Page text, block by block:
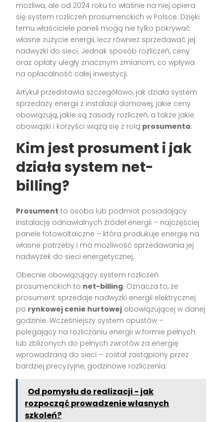
możliwa, ale od 2024 roku to właśnie na niej opiera
się system rozliczeń prosumenckich w Polsce. Dzięki
temu właściciele paneli mogą nie tylko pokrywać
własne zużycie energii, lecz również sprzedawać jej
nadwyżki do sieci. Jednak sposób rozliczeń, ceny
oraz opłaty uległy znacznym zmianom, co wpływa
na opłacalność całej inwestycji.
Artykuł przedstawia szczegółowo, jak działa system
sprzedaży energii z instalacji domowej, jakie ceny
obowiązują, jakie są zasady rozliczeń, a także jakie
obowiązki i korzyści wiążą się z rolą prosumenta.
Kim jest prosument i jak
działa system net-
billing?
Prosument to osoba lub podmiot posiadający
instalację odnawialnych źródeł energii – najczęściej
panele fotowoltaiczne – która produkuje energię na
własne potrzeby i ma możliwość sprzedawania jej
nadwyżek do sieci energetycznej.
Obecnie obowiązujący system rozliczeń
prosumenckich to net-billing. Oznacza to, że
prosument sprzedaje nadwyżki energii elektrycznej
po rynkowej cenie hurtowej obowiązującej w danej
godzinie. Wcześniejszy system opustów –
polegający na rozliczaniu energii w formie pełnych
lub zbliżonych do pełnych zwrotów za energię
wprowadzaną do sieci – został zastąpiony przez
bardziej precyzyjne, godzinowe rozliczenia.
Od pomysłu do realizacji - jak
rozpocząć prowadzenie własnych
szkoleń?